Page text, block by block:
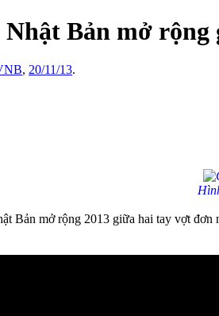
Bản mở rộng
, 20/11/13.
Bản mở rộng 2013 giữa hai tay vợt